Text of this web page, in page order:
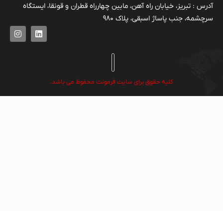
آدرس : تبریز، خیابان راه آهن، مابین چهارراه قطران و قونقا، ایستگاه
سرچشمه، جنب پاساژ اسبقی، پلاک ۹۸۰
کلیه حقوق برای سایت فرمونت محفوظ می باشد.